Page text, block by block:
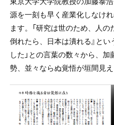
源を一刻も早く産業化しなけ
ます。「研究は世のため、人の
倒れたら、日本は潰れる』と
した」との言葉の数々から、
勢、並々ならぬ覚悟が垣間見え